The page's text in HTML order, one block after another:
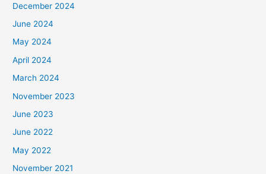
December 2024
June 2024
May 2024
April 2024
March 2024
November 2023
June 2023
June 2022
May 2022
November 2021